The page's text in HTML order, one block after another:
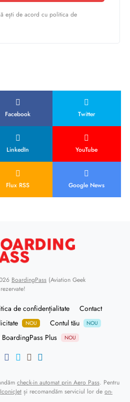
ești de acord cu politica de
Facebook Twitter
LinkedIn YouTube
Flux RSS Google News
BoardingPass (Aviation Geek
de confidențialitate
Contact
NOU Contul tău NOU
Plus NOU
check-in automat prin Aero Pass. Pentru
IconicJet și recomandăm serviciul lor de on-